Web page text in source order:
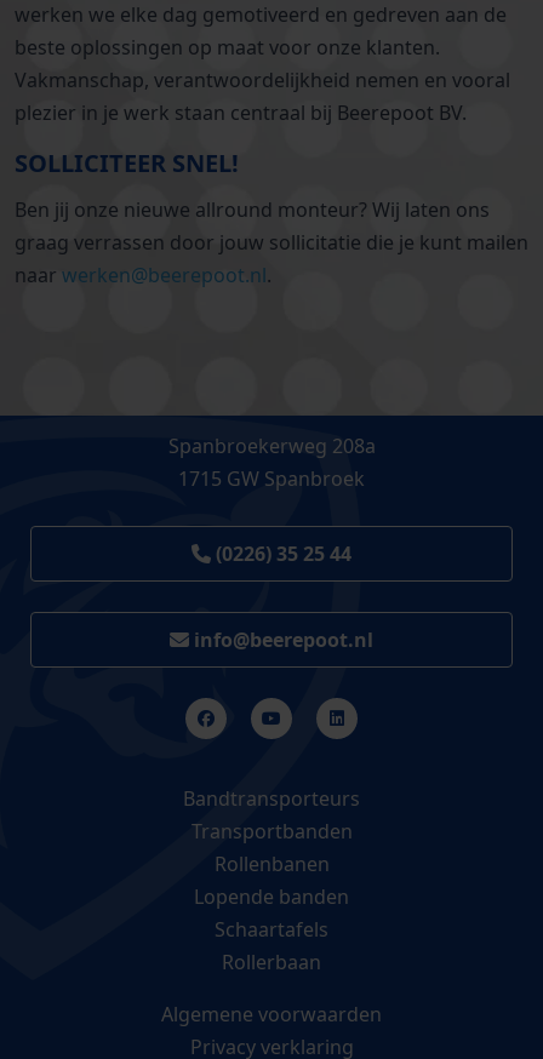
werken we elke dag gemotiveerd en gedreven aan de
beste oplossingen op maat voor onze klanten.
Vakmanschap, verantwoordelijkheid nemen en vooral
plezier in je werk staan centraal bij Beerepoot BV.
SOLLICITEER SNEL!
Ben jij onze nieuwe allround monteur? Wij laten ons
graag verrassen door jouw sollicitatie die je kunt mailen
naar werken@beerepoot.nl.
Spanbroekerweg 208a
1715 GW Spanbroek
(0226) 35 25 44
info@beerepoot.nl
Bandtransporteurs
Transportbanden
Rollenbanen
Lopende banden
Schaartafels
Rollerbaan
Algemene voorwaarden
Privacy verklaring